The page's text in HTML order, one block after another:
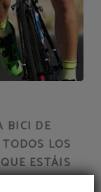
BICI DE
LOS
ESTÁIS